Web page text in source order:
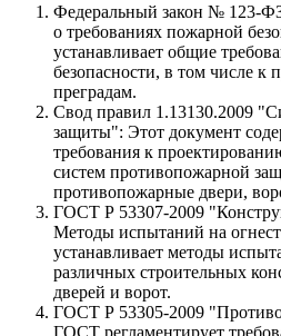
Федеральный закон № 123-
о требованиях пожарной
устанавливает общие
безопасности, в том числе
преградам.
Свод правил 1.13130.2009
защиты": Этот документ
требования к
систем противопожарной
противопожарные двери,
ГОСТ Р 53307-2009
Методы испытаний на
устанавливает методы
различных строительных
дверей и ворот.
ГОСТ Р 53305-2009
ГОСТ регламентирует